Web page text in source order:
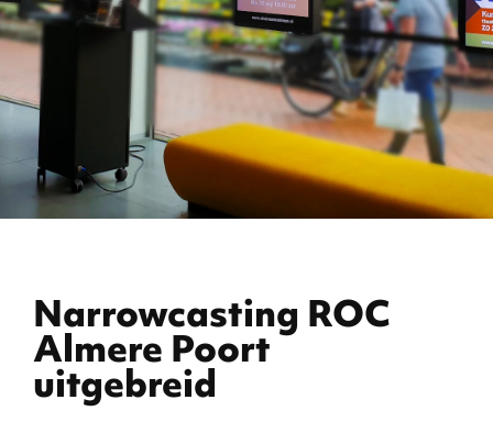
Narrowcasting ROC
Almere Poort
uitgebreid